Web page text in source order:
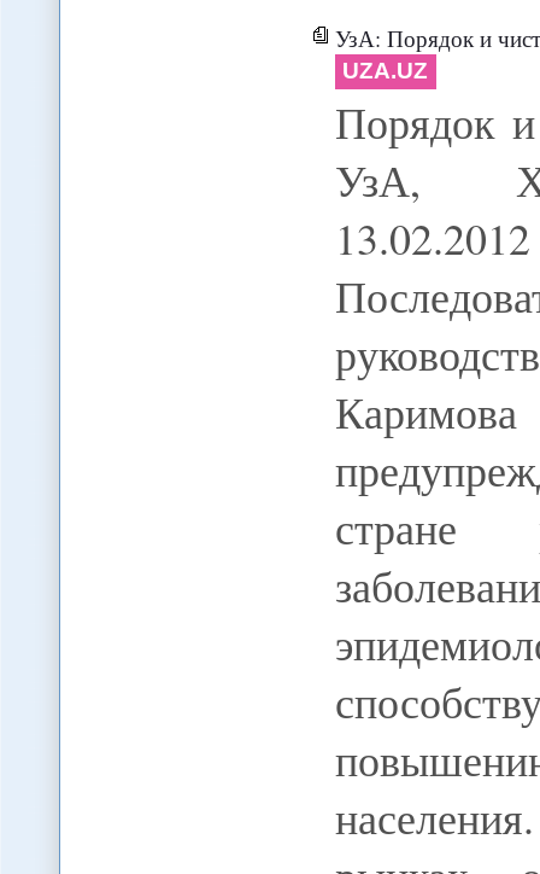
УзА: Порядок и
UZA.UZ
Порядок
УзА,
стране